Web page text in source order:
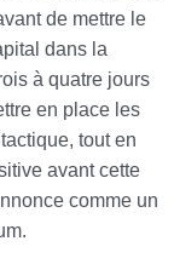
de mettre le
dans la
à quatre jours
en place les
tout en
avant cette
comme un